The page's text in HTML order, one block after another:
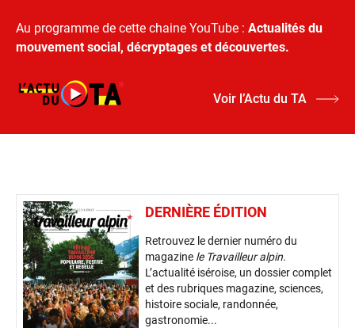
Au programme de cette chaine YouTube : Actualités du
mouvement social, décryptages et découvertes.
Voir l’Actu du TA
DERNIÈRE ÉDITION
Retrouvez le dernier numéro du
magazine le Travailleur alpin.
L’actualité iséroise, un dossier complet
et des rubriques magazine, sciences,
histoire sociale, randonnée,
gastronomie...